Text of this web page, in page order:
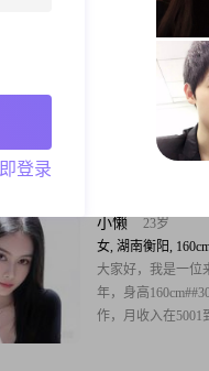
63岁
女, 湖南衡阳,
大家好，我是一
年，身高
元之间，拥有大
个温柔体贴
度##30
小懒
23岁
女, 湖南衡阳,
大家好，我是一位
年，身高
作，月收入在5001
学历是高中及以
##3002##我性格
登录